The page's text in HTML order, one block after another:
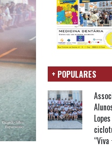
+ POPULARES